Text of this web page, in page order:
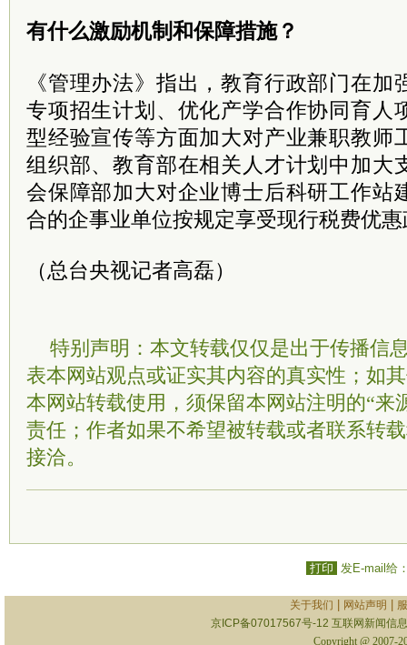
有什么激励机制和保障措施？
《管理办法》指出，教育行政部门在
专项招生计划、优化产学合作协同育人
型经验宣传等方面加大对产业兼职教师
组织部、教育部在相关人才计划中加大
会保障部加大对企业博士后科研工作站
合的企事业单位按规定享受现行税费优
（总台央视记者高磊）
特别声明：本文转载仅仅是出于传播信
表本网站观点或证实其内容的真实性；如
本网站转载使用，须保留本网站注明的“来
责任；作者如果不希望被转载或者联系转
接洽。
打印 发E-mail给
关于我们 网站声明
京ICP备07017567号-12 互联网新闻信
Copyright @ 2007-